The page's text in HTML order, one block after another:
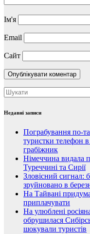
Ім'я
Email
Сайт
Недавні записи
Пограбування по-
туристки телефон
грабіжник
Німеччина видала
Туреччині та Сирії
Зловісний сигнал:
зруйновано в
На Тайвані
приплачувати
На улюблені
обрушилася
шокували туристів